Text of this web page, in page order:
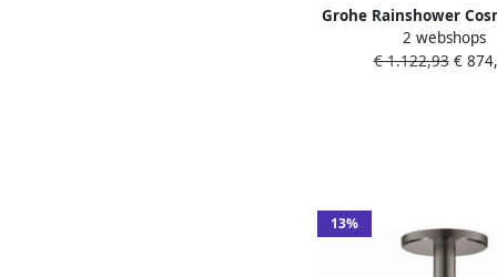
Grohe Rainshower
310 Hoofddouche
straalsoort
2 webshops
€ 1.122,93€
13%